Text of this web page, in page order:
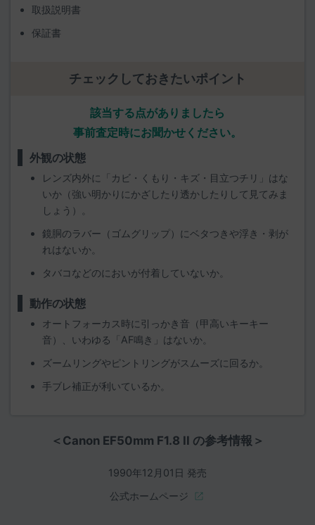
取扱説明書
保証書
チェックしておきたいポイント
該当する点がありましたら
事前査定時にお聞かせください。
外観の状態
レンズ内外に「カビ・くもり・キズ・目立つチリ」はな
いか（強い明かりにかざしたり透かしたりして見てみま
しょう）。
鏡胴のラバー（ゴムグリップ）にベタつきや浮き・剥が
れはないか。
タバコなどのにおいが付着していないか。
動作の状態
オートフォーカス時に引っかき音（甲高いキーキー
音）、いわゆる「AF鳴き」はないか。
ズームリングやピントリングがスムーズに回るか。
手ブレ補正が利いているか。
＜Canon EF50mm F1.8 II の参考情報＞
1990年12月01日 発売
公式ホームページ